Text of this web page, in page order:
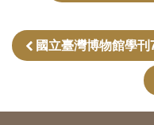
施
國立臺灣博物館學刊